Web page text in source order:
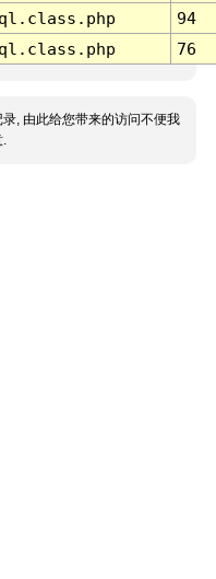
94
76
, 由此给您带来的访问不便我
.